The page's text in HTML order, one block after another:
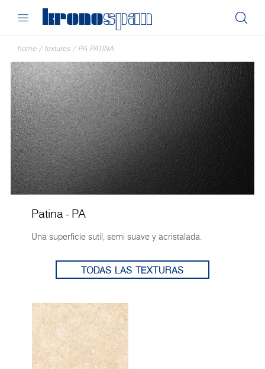
home / textures / PA PATINA
Patina - PA
Una superficie sutil, semi suave y acristalada.
TODAS LAS TEXTURAS